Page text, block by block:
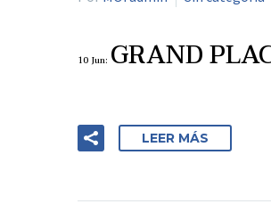
10 Jun: GRAND
LEER MÁS